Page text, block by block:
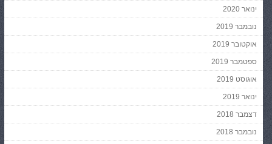
ינואר 2020
נובמבר 2019
אוקטובר 2019
ספטמבר 2019
אוגוסט 2019
ינואר 2019
דצמבר 2018
נובמבר 2018